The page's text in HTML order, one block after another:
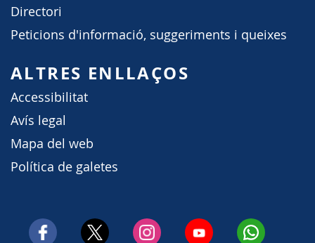
Directori
Peticions d'informació, suggeriments i queixes
ALTRES ENLLAÇOS
Accessibilitat
Avís legal
Mapa del web
Política de galetes